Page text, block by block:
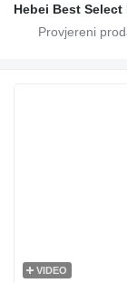
Hebei Best
VIDEO